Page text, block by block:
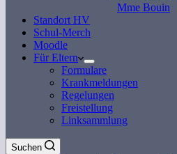
Mme Bouin
Standort HV
Schul-Merch
Moodle
Für Eltern
Formulare
Krankmeldungen
Regelungen
Freistellung
Linksammlung
Suchen